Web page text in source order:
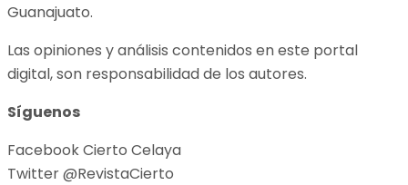
Guanajuato.
Las opiniones y análisis contenidos en este portal
digital, son responsabilidad de los autores.
Síguenos
Facebook Cierto Celaya
Twitter @RevistaCierto